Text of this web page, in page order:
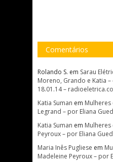
Comentários
Rolando S. em Sarau
Moreno, Grando e Katia –
18.01.14 –
Katia Suman em
Legrand – por Eliana
Katia Suman em Mulheres
Peyroux – por Eliana
Maria Inês Pugliese em
Madeleine Peyroux – por